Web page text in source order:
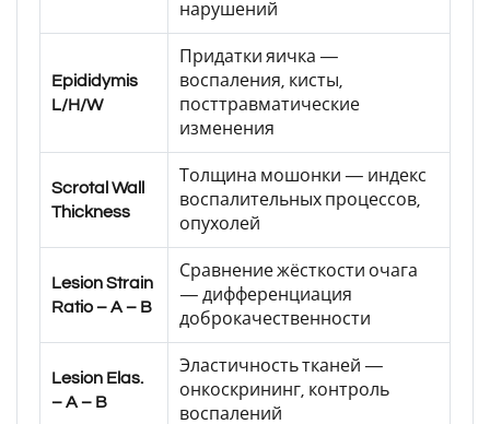
нарушений
Epididymis
L/H/W
Придатки яичка —
воспаления, кисты,
посттравматические
изменения
Scrotal Wall
Thickness
Толщина мошонки — индекс
воспалительных процессов,
опухолей
Lesion Strain
Ratio – A – B
Сравнение жёсткости очага
— дифференциация
доброкачественности
Lesion Elas.
– A – B
Эластичность тканей —
онкоскрининг, контроль
воспалений